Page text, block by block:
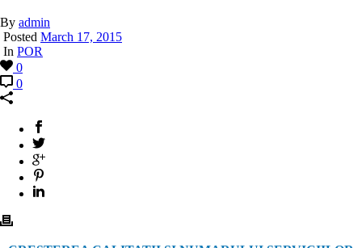
By admin
Posted March 17, 2015
In POR
0
0